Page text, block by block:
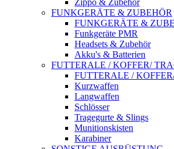
Zippo & Zubehör
FUNKGERÄTE & ZUBEHÖR
FUNKGERÄTE &
Funkgeräte PMR
Headsets & Zubehör
Akku's & Batterien
FUTTERALE / KOFFER/
FUTTERALE /
Kurzwaffen
Langwaffen
Schlösser
Tragegurte & Slings
Munitionskisten
Karabiner